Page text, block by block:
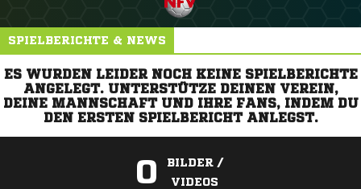
SPIELBERICHTE & NEWS
ES WURDEN LEIDER NOCH KEINE SPIELBERICHTE
ANGELEGT. UNTERSTÜTZE DEINEN VEREIN,
DEINE MANNSCHAFT UND IHRE FANS, INDEM DU
DEN ERSTEN SPIELBERICHT ANLEGST.
0
BILDER /
VIDEOS